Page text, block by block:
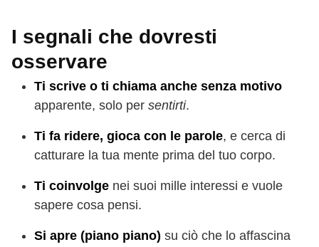
I segnali che dovresti
osservare
Ti scrive o ti chiama anche senza motivo
apparente, solo per sentirti.
Ti fa ridere, gioca con le parole, e cerca di
catturare la tua mente prima del tuo corpo.
Ti coinvolge nei suoi mille interessi e vuole
sapere cosa pensi.
Si apre (piano piano) su ciò che lo affascina